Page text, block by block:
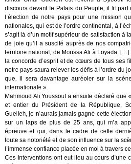
discours devant le Palais du Peuple, il fit part
l’élection de notre pays pour une mission
nationales, qui est de l’ordre continental, à
s’agit là d’un motif supérieur de satisfaction à
de joie qu’il a suscité auprès de nos
territoire national, de Moussa Ali à Loyada. […]
la concorde d’esprit et de cœurs de tous ses
notre pays saura relever les défis à l’ordre du
que, il sera davantage auréoler sur la
internationale ».
Mahmoud Ali Youssouf a ensuite déclaré que
et entier du Président de la République,
Guelleh, je n’aurais jamais gagné cette
sur un laps de plus de 25 ans, qui m’a
épreuve et qui, dans le cadre de cette
toute sa notoriété et de son influence sur la
l’immense confiance placée en moi à travers
Ces interventions ont eut lieu au cours